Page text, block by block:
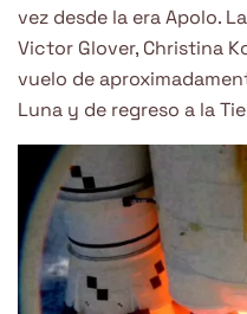
vez desde la era Apolo.
Victor Glover, Christina
vuelo de
Luna y de regreso a la